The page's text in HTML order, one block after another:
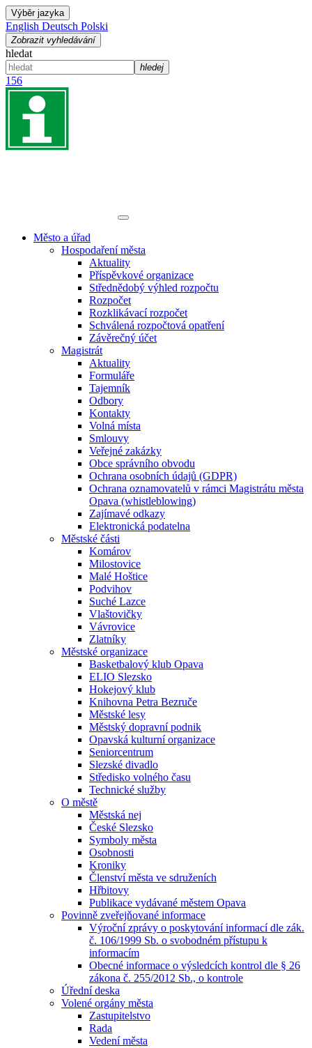
Výběr jazyka
English Deutsch Polski
Zobrazit vyhledávání
hledat
hledej
156
Město a úřad
Hospodaření města
Aktuality
Příspěvkové organizace
Střednědobý výhled rozpočtu
Rozpočet
Rozklikávací rozpočet
Schválená rozpočtová opatření
Závěrečný účet
Magistrát
Aktuality
Formuláře
Tajemník
Odbory
Kontakty
Volná místa
Smlouvy
Veřejné zakázky
Obce správního obvodu
Ochrana osobních údajů (GDPR)
Ochrana oznamovatelů v rámci Magistrátu města
Opava (whistleblowing)
Zajímavé odkazy
Elektronická podatelna
Městské části
Komárov
Milostovice
Malé Hoštice
Podvihov
Suché Lazce
Vlaštovičky
Vávrovice
Zlatníky
Městské organizace
Basketbalový klub Opava
ELIO Slezsko
Hokejový klub
Knihovna Petra Bezruče
Městské lesy
Městský dopravní podnik
Opavská kulturní organizace
Seniorcentrum
Slezské divadlo
Středisko volného času
Technické služby
O městě
Městská nej
České Slezsko
Symboly města
Osobnosti
Kroniky
Členství města ve sdruženích
Hřbitovy
Publikace vydávané městem Opava
Povinně zveřejňované informace
Výroční zprávy o poskytování informací dle zák.
č. 106/1999 Sb. o svobodném přístupu k
informacím
Obecné informace o výsledcích kontrol dle § 26
zákona č. 255/2012 Sb., o kontrole
Úřední deska
Volené orgány města
Zastupitelstvo
Rada
Vedení města